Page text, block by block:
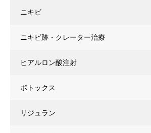
ニキビ
ニキビ跡・クレーター治療
ヒアルロン酸注射
ボトックス
リジュラン